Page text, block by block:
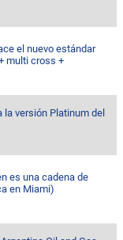
el nuevo estándar
multi cross +
la versión Platinum del
es una cadena de
en Miami)